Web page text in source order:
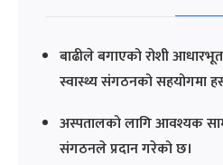
बाढीले बगाएको रोशी
स्वास्थ्य संगठनको सहयोगमा
अस्पतालको लागि आवश्यक
संगठनले प्रदान गरेको छ।